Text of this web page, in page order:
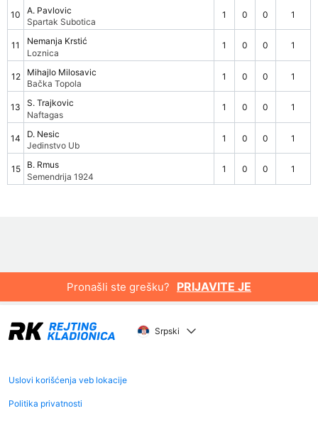
10
A. Pavlovic
Spartak Subotica
1 0 0 1
11
Nemanja Krstić
Loznica
1 0 0 1
12
Mihajlo Milosavic
Bačka Topola
1 0 0 1
13
S. Trajkovic
Naftagas
1 0 0 1
14
D. Nesic
Jedinstvo Ub
1 0 0 1
15
B. Rmus
Semendrija 1924
1 0 0 1
Pronašli ste grešku? PRIJAVITE JE
Srpski
Uslovi korišćenja veb lokacije
Politika privatnosti